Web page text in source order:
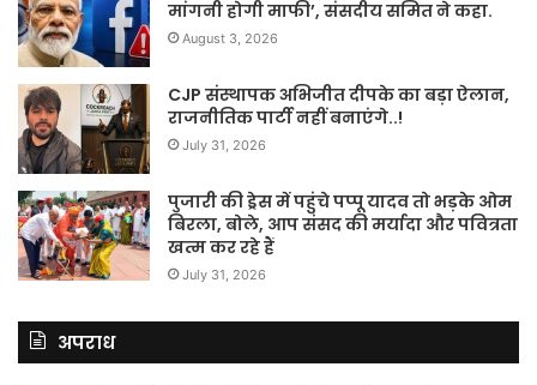
मांगनी होगी माफी’, संसदीय समित ने कहा.
August 3, 2026
CJP संस्थापक अभिजीत दीपके का बड़ा ऐलान,
राजनीतिक पार्टी नहीं बनाएंगे..!
July 31, 2026
पुजारी की ड्रेस में पहुंचे पप्पू यादव तो भड़के ओम
बिरला, बोले, आप संसद की मर्यादा और पवित्रता
खत्म कर रहे हैं
July 31, 2026
अपराध